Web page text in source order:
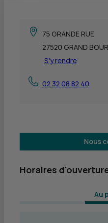
75 GRANDE RUE
27520 GRAND
S'y rendre
02 32 08 82 40
Nous
Horaires
Au